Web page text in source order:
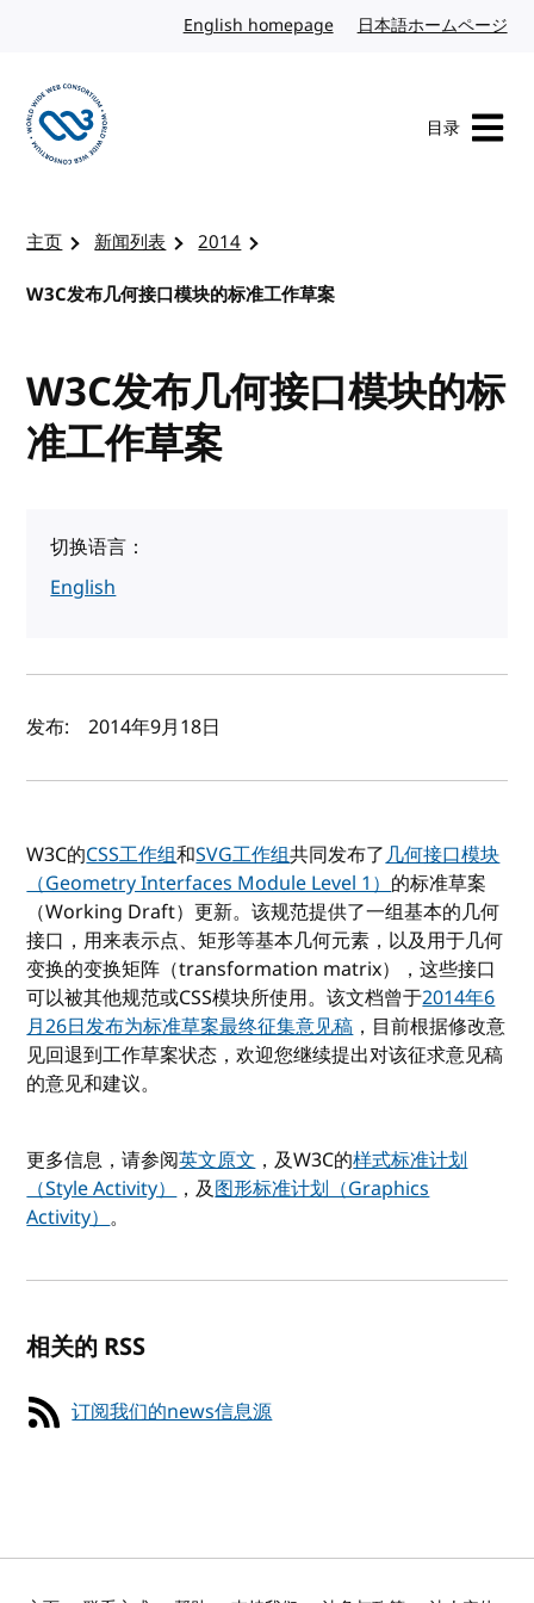
English homepage英文日本語ホームページ
目录
主页 新闻列表
2014
W3C发布几何接口模块的标准工作草案
W3C发布几何接口模块的标
准工作草案
切换语言：
English
作者及发布日期
发布: 2014年9月18日
W3C的CSS工作组和SVG工作组共同发布了几何接口模块
（Geometry Interfaces Module Level 1）的标准草案
（Working Draft）更新。该规范提供了一组基本的几何
接口，用来表示点、矩形等基本几何元素，以及用于几何
变换的变换矩阵（transformation matrix），这些接口
可以被其他规范或CSS模块所使用。该文档曾于2014年6
月26日发布为标准草案最终征集意见稿，目前根据修改意
见回退到工作草案状态，欢迎您继续提出对该征求意见稿
的意见和建议。
更多信息，请参阅英文原文，及W3C的样式标准计划
（Style Activity），及图形标准计划（Graphics
Activity）。
相关的 RSS
订阅我们的news信息源